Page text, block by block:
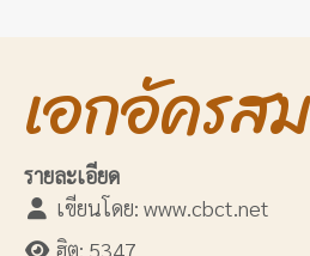
เอกอัครส
รายละเอียด
เขียนโดย: www.cbct.net
ฮิต: 5347